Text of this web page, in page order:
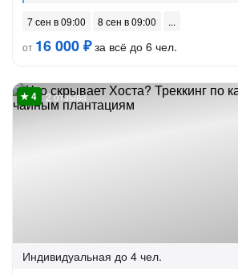
7 сен в 09:00
8 сен в 09:00
от 16 000 ₽за всё до 6 чел.
2 отзыва
Индивидуальная до 4 чел.